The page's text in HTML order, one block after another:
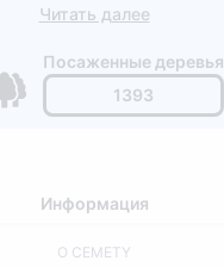
Читать далее
Посаженные деревья
1393
Информация
О CEMETY